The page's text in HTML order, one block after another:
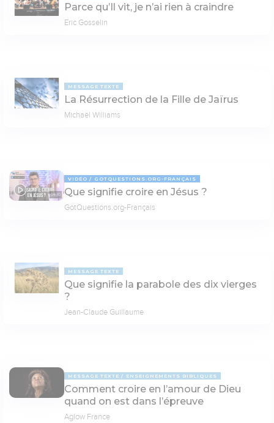
Parce qu’Il vit, je n’ai rien à craindre
Eric Gosselin
MESSAGE TEXTE
La Résurrection de la Fille de Jaïrus
Michaël Williams
04:10
VIDÉO GOTQUESTIONS.ORG-FRANÇAIS
Que signifie croire en Jésus ?
GotQuestions.org-Français
MESSAGE TEXTE
Que signifie la parabole des dix vierges
?
Jean-Claude Guillaume
MESSAGE TEXTE ENSEIGNEMENTS BIBLIQUES
Comment croire en l’amour de Dieu
quand on est dans l’épreuve
Aglow France